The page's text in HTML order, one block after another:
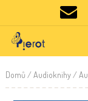
Domů /Audioknihy/